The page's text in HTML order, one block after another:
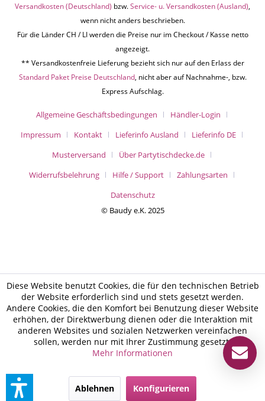
Versandkosten (Deutschland) bzw.Service- u. Versandkosten (Ausland),
wenn nicht anders beschrieben.
Für die Länder CH / LI werden die Preise nur im Checkout / Kasse netto
angezeigt.
** Versandkostenfreie Lieferung bezieht sich nur auf den Erlass der
Standard Paket Preise Deutschland, nicht aber auf Nachnahme-, bzw.
Express Aufschlag.
Allgemeine Geschäftsbedingungen
Händler-Login
Impressum
Kontakt Lieferinfo Ausland
Lieferinfo DE
Musterversand
Über Partytischdecke.de
Widerrufsbelehrung
Hilfe / Support
Zahlungsarten
Datenschutz
© Baudy e.K. 2025
Diese Website benutzt Cookies, die für den technischen Betrieb
der Website erforderlich sind und stets gesetzt werden.
Andere Cookies, die den Komfort bei Benutzung dieser Website
erhöhen, der Direktwerbung dienen oder die Interaktion mit
anderen Websites und sozialen Netzwerken vereinfachen
sollen, werden nur mit Ihrer Zustimmung gesetzt.
Mehr Informationen
Ablehnen Konfigurieren